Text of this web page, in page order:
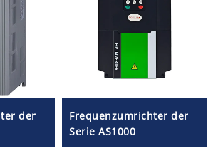
der
Frequenzumrichter der
Serie AS1000